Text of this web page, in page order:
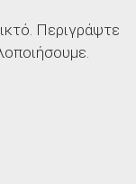
Περιγράψτε